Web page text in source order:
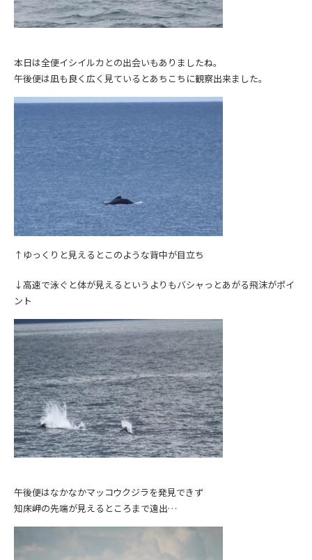
本日は全便イシイルカとの出会いもありましたね。
午後便は凪も良く広く見ているとあちこちに観察出来ました。
↑ゆっくりと見えるとこのような背中が目立ち
↓高速で泳ぐと体が見えるというよりもバシャっとあがる飛沫がポイ
ント
午後便はなかなかマッコウクジラを発見できず
知床岬の先端が見えるところまで遠出…